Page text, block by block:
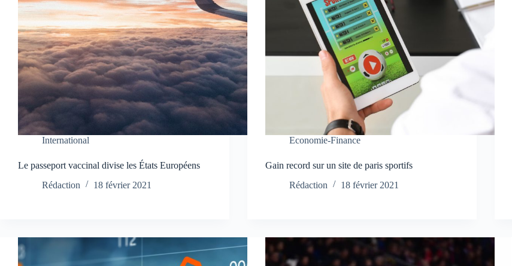
International
Le passeport vaccinal divise les États Européens
Rédaction
18 février 2021
Economie-Finance
Gain record sur un site de paris sportifs
Rédaction
18 février 2021